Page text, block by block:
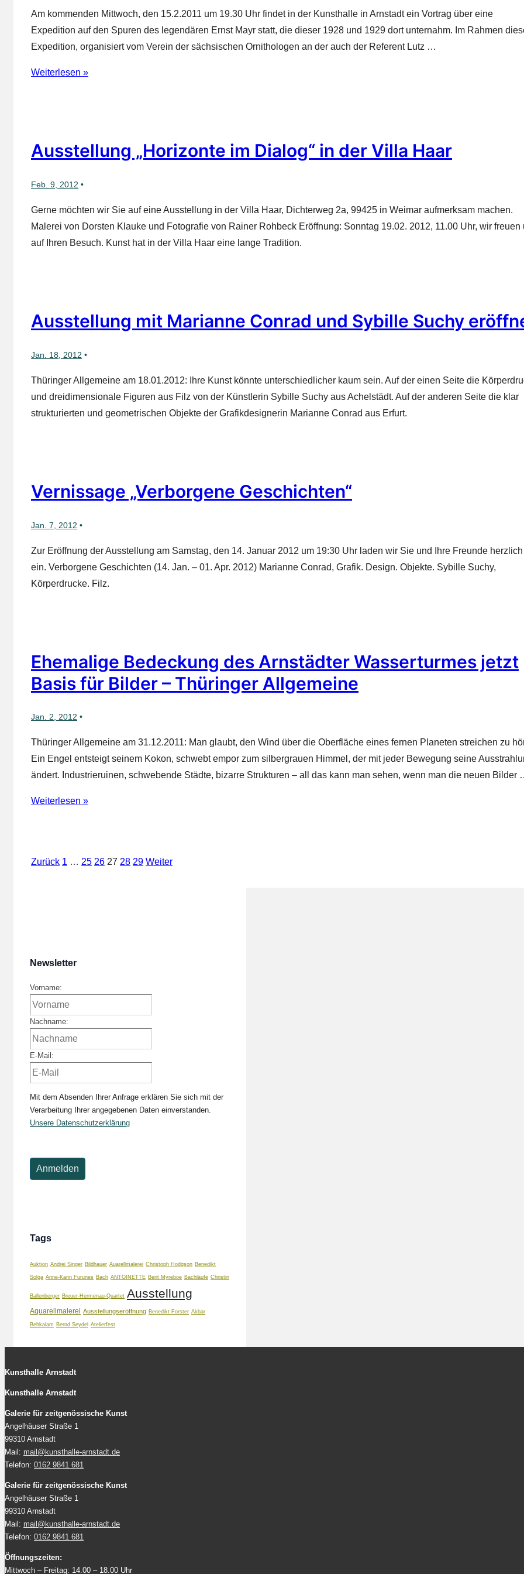
Am kommenden Mittwoch, den 15.2.2011 um 19.30 Uhr findet in der Kunsthalle in Arnstadt ein Vortrag über eine
Expedition auf den Spuren des legendären Ernst Mayr statt, die dieser 1928 und 1929 dort unternahm. Im Rahmen
Expedition, organisiert vom Verein der sächsischen Ornithologen an der auch der Referent Lutz …
In
von
Reißland
Weiterlesen »
Ausstellung „Horizonte im Dialog“ in der Villa Haar
Feb. 9, 2012
Gerne möchten wir Sie auf eine Ausstellung in der Villa Haar, Dichterweg 2a, 99425 in Weimar aufmerksam machen.
Malerei von Dorsten Klauke und Fotografie von Rainer Rohbeck Eröffnung: Sonntag 19.02. 2012, 11.00 Uhr, wir freuen
auf Ihren Besuch. Kunst hat in der Villa Haar eine lange Tradition.
Ausstellung mit Marianne Conrad und Sybille Suchy
Jan. 18, 2012
Thüringer Allgemeine am 18.01.2012: Ihre Kunst könnte unterschiedlicher kaum sein. Auf der einen Seite die
und dreidimensionale Figuren aus Filz von der Künstlerin Sybille Suchy aus Achelstädt. Auf der anderen Seite die klar
strukturierten und geometrischen Objekte der Grafikdesignerin Marianne Conrad aus Erfurt.
Vernissage „Verborgene Geschichten“
Jan. 7, 2012
Zur Eröffnung der Ausstellung am Samstag, den 14. Januar 2012 um 19:30 Uhr laden wir Sie und Ihre Freunde herzlich
ein. Verborgene Geschichten (14. Jan. – 01. Apr. 2012) Marianne Conrad, Grafik. Design. Objekte. Sybille Suchy,
Körperdrucke. Filz.
Ehemalige Bedeckung des Arnstädter Wasserturmes jetzt
Basis für Bilder – Thüringer Allgemeine
Jan. 2, 2012
Thüringer Allgemeine am 31.12.2011: Man glaubt, den Wind über die Oberfläche eines fernen Planeten streichen zu
Ein Engel entsteigt seinem Kokon, schwebt empor zum silbergrauen Himmel, der mit jeder Bewegung seine
ändert. Industrieruinen, schwebende Städte, bizarre Strukturen – all das kann man sehen, wenn man die neuen Bilder
Ehemalige
Wasserturmes
Thüringer
Weiterlesen »
Seitennummerierung
Zurück 1 … 25 26 27 28 29 Weiter
Newsletter
Vorname:
Nachname:
E-Mail:
Mit dem Absenden Ihrer Anfrage erklären Sie sich mit der
Verarbeitung Ihrer angegebenen Daten einverstanden.
Unsere Datenschutzerklärung
Tags
Auktion Andrej Singer Bildhauer Auarellmalerei Christoph Hodgson Benedikt
Solga Anne-Karin Furunes Bach ANTOINETTE Berit Myreboe Bachläufe Christin
Ballenberger Breuer-Hermenau-Quartet Ausstellung
Aquarellmalerei Ausstellungseröffnung Benedikt Forster Akbar
Behkalam Bernd Seydel Atelierfest
Kunsthalle Arnstadt
Kunsthalle Arnstadt
Galerie für zeitgenössische Kunst
Angelhäuser Straße 1
99310 Arnstadt
Mail: mail@kunsthalle-arnstadt.de
Telefon: 0162 9841 681
Galerie für zeitgenössische Kunst
Angelhäuser Straße 1
99310 Arnstadt
Mail: mail@kunsthalle-arnstadt.de
Telefon: 0162 9841 681
Öffnungszeiten:
Mittwoch – Freitag: 14.00 – 18.00 Uhr